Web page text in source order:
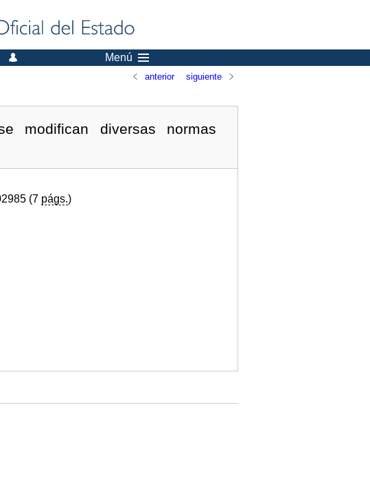
Menú
anterior siguiente
modifican diversas normas
(7 págs.)